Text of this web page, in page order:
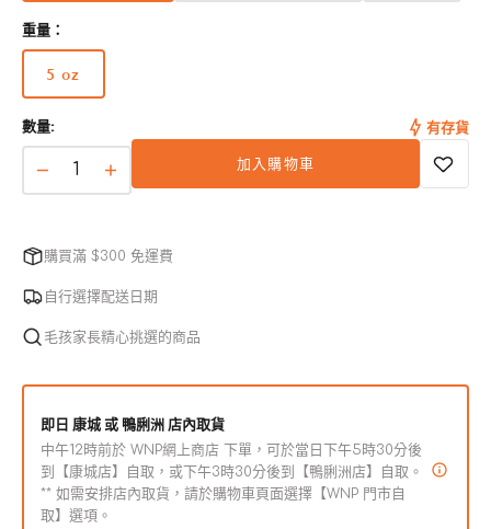
樂。
重量：
5 oz
版
售
完
或
法
使
用
數量:
Buddy
Softies
穀
物
牛
軟
狗
小
食
Buddy
Softies
穀
物
牛
軟
狗
小
有存貨
加入購物車
購買滿 $300 免運費
自行選擇配送日期
毛孩家長精心挑選的商品
即日 康城 或 鴨脷洲 店內取貨
中午12時前於 WNP網上商店 下單，可於當日下午5時30分後
到【康城店】自取，或下午3時30分後到【鴨脷洲店】自取。
** 如需安排店內取貨，請於購物車頁面選擇【WNP 門市自
取】選項。